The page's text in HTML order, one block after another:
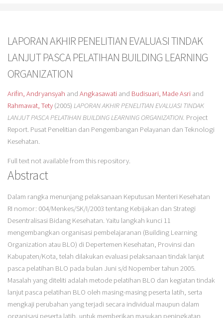
LAPORAN AKHIR PENELITIAN EVALUASI TINDAK
LANJUT PASCA PELATIHAN BUILDING LEARNING
ORGANIZATION
Arifin, Andryansyah and Angkasawatiand Budisuari, Made Asriand
Rahmawat, Tety(2005) LAPORAN AKHIR PENELITIAN EVALUASI TINDAK
LANJUT PASCA PELATIHAN BUILDING LEARNING ORGANIZATION. Project
Report. Pusat Penelitian dan Pengembangan Pelayanan dan Teknologi
Kesehatan.
Full text not available from this repository.
Abstract
Dalam rangka menunjang pelaksanaan Keputusan Menteri Kesehatan
RI nomor: 004/Menkes/SK/I/2003 tentang Kebijakan dan Strategi
Desentralisasi Bidang Kesehatan. Yaitu langkah kunci 11
mengembangkan organisasi pembelajaranan (Building Learning
Organization atau BLO) di Depertemen Kesehatan, Provinsi dan
Kabupaten/Kota, telah dilakukan evaluasi pelaksanaan tindak lanjut
pasca pelatihan BLO pada bulan Juni s/d Nopember tahun 2005.
Masalah yang diteliti adalah metode pelatihan BLO dan kegiatan tindak
lanjut pasca pelatihan BLO oleh masing-masing peserta latih, serta
mengkaji perubahan yang terjadi secara individual maupun dalam